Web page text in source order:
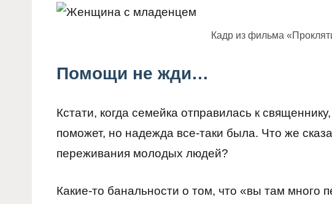
Кадр из фильма
Помощи не жди…
Кстати, когда семейка отправилась к
поможет, но надежда все-таки была. Что же
переживания молодых людей?
Какие-то банальности о том, что «вы там много